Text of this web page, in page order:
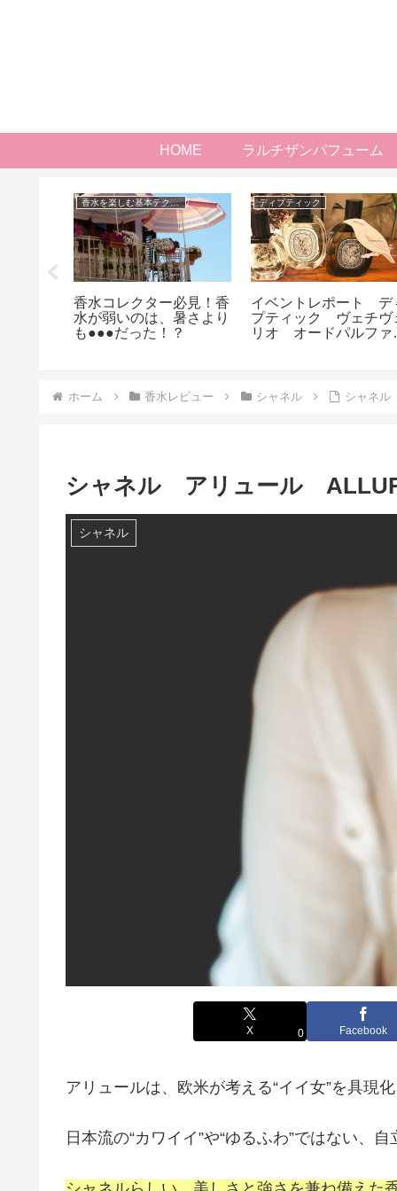
HOME ラルチザンパフューム
香水を楽しむ基本テクニック
香水コレクター必見！香
水が弱いのは、暑さより
も●●●だった！？
ディプティック
イベントレポート デ
プティック ヴェチヴ
リオ オードパルファ
ホーム 香水レビュー シャネル シャネ
シャネル アリュール
シャネル
X 0 Facebook
アリュールは、欧米が考える“イイ女”を具現
日本流の“カワイイ”や“ゆるふわ”ではない、